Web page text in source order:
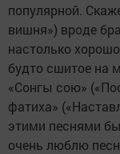
популярной.
вишня») вроде
настолько
будто сшитое на
«Сонгы сою»
фатиха»
этими песнями
очень люблю